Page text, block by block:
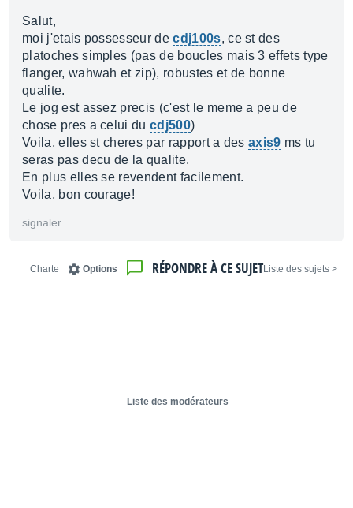
Salut,
moi j'etais possesseur decdj100s, ce st des
platoches simples (pas de boucles mais 3 effets type
flanger, wahwah et zip), robustes et de bonne
qualite.
Le jog est assez precis (c'est le meme a peu de
chose pres a celui ducdj500)
Voila, elles st cheres par rapport a desaxis9 ms tu
seras pas decu de la qualite.
En plus elles se revendent facilement.
Voila, bon courage!
signaler
< Liste des sujets
RÉPONDRE À CE SUJET
Options
Charte
Liste des modérateurs